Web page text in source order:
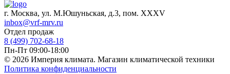
г. Москва, ул. М.Юшуньская, д.3, пом. XXXV
inbox@vrf-mrv.ru
Отдел продаж
8 (499) 702-68-18
Пн-Пт 09:00-18:00
© 2026 Империя климата. Магазин климатической техники
Политика конфиденциальности